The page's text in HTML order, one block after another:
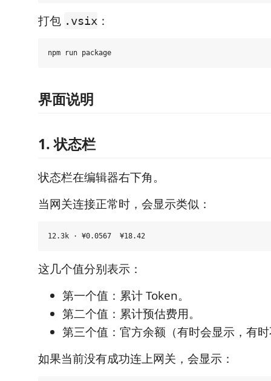
打包 .vsix ：
界面说明
1. 状态栏
状态栏在编辑器右下角。
当网关连接正常时，会显示类似：
这几个值分别表示：
第一个值：累计 Token。
第二个值：累计预估费用。
第三个值：官方余额（有时会显示，有
如果当前没有成功连上网关，会显示：